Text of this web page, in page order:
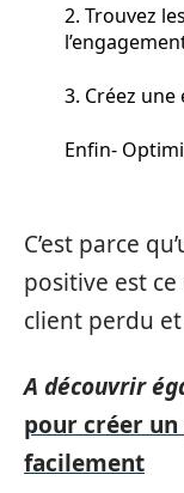
2. Trouvez
3. Créez
Enfin-
C’est parce
positive est
client perdu
A découvrir
pour créer un
facilement